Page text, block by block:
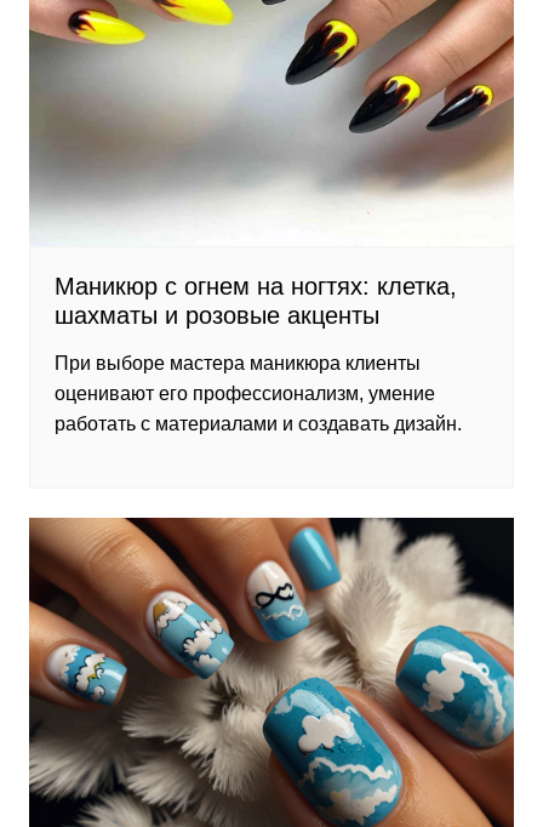
Маникюр с огнем на ногтях: клетка,
шахматы и розовые акценты
При выборе мастера маникюра клиенты
оценивают его профессионализм, умение
работать с материалами и создавать дизайн.